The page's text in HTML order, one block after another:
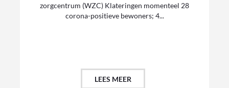
zorgcentrum (WZC) Klateringen momenteel 28
corona-positieve bewoners; 4...
LEES MEER